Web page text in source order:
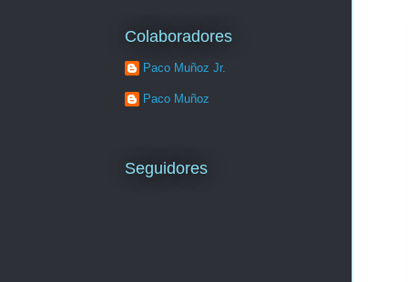
Colaboradores
Paco Muñoz Jr.
Paco Muñoz
Seguidores